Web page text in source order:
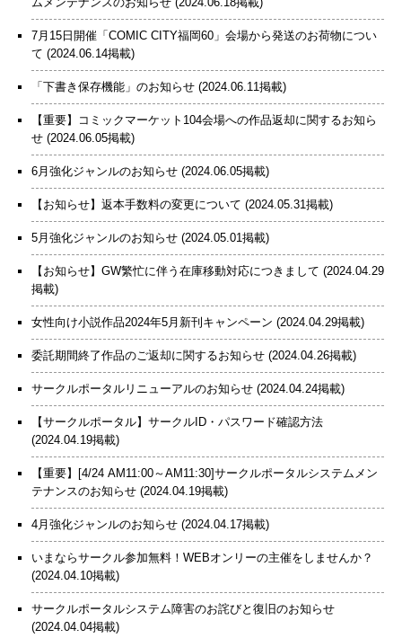
7月15日開催「COMIC CITY福岡60」会場から発送のお荷物につい
て (2024.06.14掲載)
「下書き保存機能」のお知らせ (2024.06.11掲載)
【重要】コミックマーケット104会場への作品返却に関するお知ら
せ (2024.06.05掲載)
6月強化ジャンルのお知らせ (2024.06.05掲載)
【お知らせ】返本手数料の変更について (2024.05.31掲載)
5月強化ジャンルのお知らせ (2024.05.01掲載)
【お知らせ】GW繁忙に伴う在庫移動対応につきまして (2024.04.29
掲載)
女性向け小説作品2024年5月新刊キャンペーン (2024.04.29掲載)
委託期間終了作品のご返却に関するお知らせ (2024.04.26掲載)
サークルポータルリニューアルのお知らせ (2024.04.24掲載)
【サークルポータル】サークルID・パスワード確認方法
(2024.04.19掲載)
【重要】[4/24 AM11:00～AM11:30]サークルポータルシステムメン
テナンスのお知らせ (2024.04.19掲載)
4月強化ジャンルのお知らせ (2024.04.17掲載)
いまならサークル参加無料！WEBオンリーの主催をしませんか？
(2024.04.10掲載)
サークルポータルシステム障害のお詫びと復旧のお知らせ
(2024.04.04掲載)